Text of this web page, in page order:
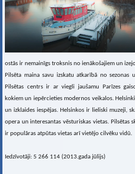
ostās ir nemainīgs troksnis no ienākošajiem un
Pilsēta maina savu izskatu atkarībā no sezonas
Pilsētas centrs ir ar viegli jaušamu Parīzes
kokiem un iepērcieties modernos veikalos.
un izklaides iespējas. Helsinkos ir lieliski muzeji,
opera un interesantas vēsturiskas vietas. Pilsētas
ir populāras atpūtas vietas arī vietējo cilvēku vidū.
Iedzīvotāji: 5 266 114 (2013.gada jūlijs)